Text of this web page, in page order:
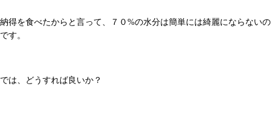
納得を食べたからと言って、７０%の水分は簡単には綺麗にならないの
です。
では、どうすれば良いか？